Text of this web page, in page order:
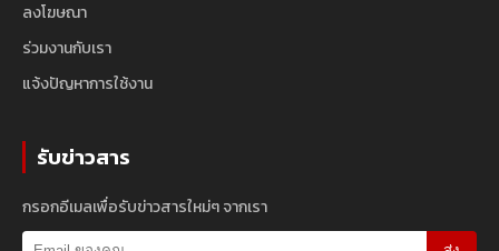
ลงโฆษณา
ร่วมงานกับเรา
แจ้งปัญหาการใช้งาน
รับข่าวสาร
กรอกอีเมลเพื่อรับข่าวสารใหม่ๆ จากเรา